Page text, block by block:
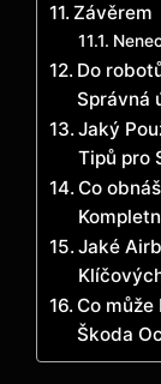
Závěrem
Do
Správná
Jaký
Tipů pro
Co
Jaké
Co
Škoda